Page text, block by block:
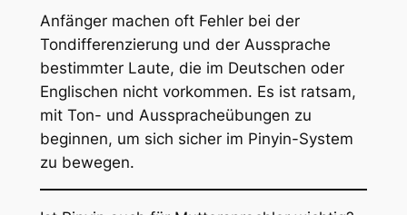
Anfänger machen oft Fehler bei der
Tondifferenzierung und der Aussprache
bestimmter Laute, die im Deutschen oder
Englischen nicht vorkommen. Es ist ratsam,
mit Ton- und Ausspracheübungen zu
beginnen, um sich sicher im Pinyin-System
zu bewegen.